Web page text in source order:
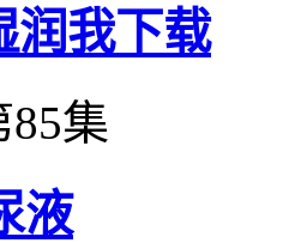
润我下载
集
液